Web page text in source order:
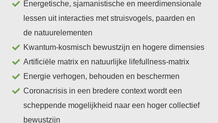
Energetische, sjamanistische en meerdimensionale
lessen uit interacties met struisvogels, paarden en
de natuurelementen
Kwantum-kosmisch bewustzijn en hogere dimensies
Artificiële matrix en natuurlijke lifefullness-matrix
Energie verhogen, behouden en beschermen
Coronacrisis in een bredere context wordt een
scheppende mogelijkheid naar een hoger collectief
bewustzijn